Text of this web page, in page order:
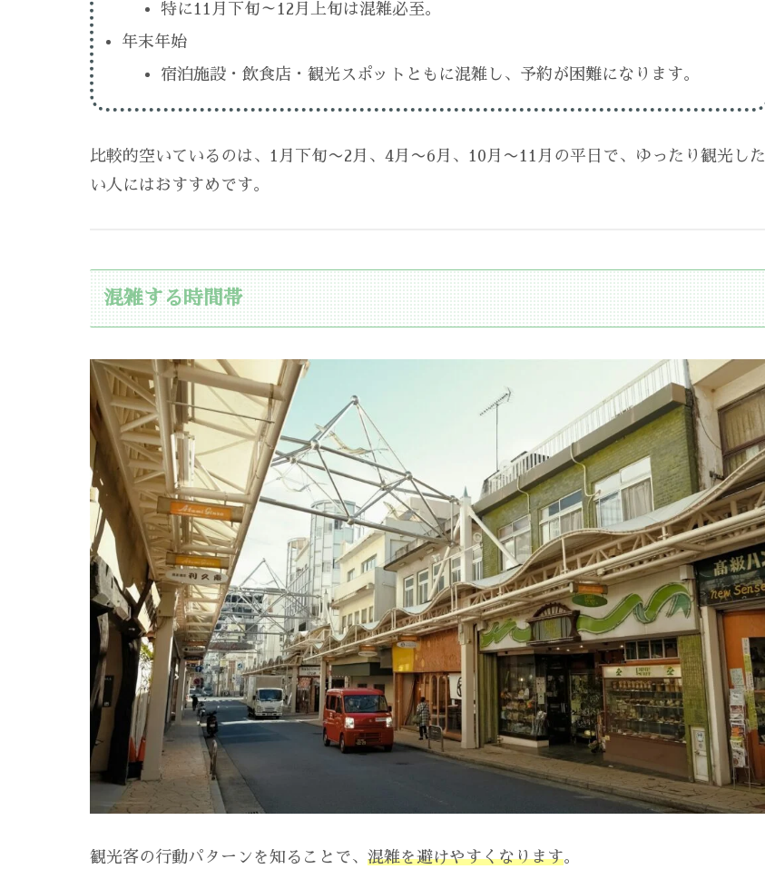
特に11月下旬～12月上旬は混雑必至。
年末年始
宿泊施設・飲食店・観光スポットともに混雑し、予約が困難になります。
比較的空いているのは、1月下旬〜2月、4月〜6月、10月〜11月の平日で、ゆったり観光した
い人にはおすすめです。
混雑する時間帯
観光客の行動パターンを知ることで、 混雑を避けやすくなります。